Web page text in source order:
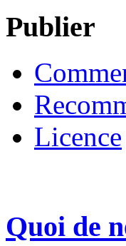
Publier
Licence
Quoi de